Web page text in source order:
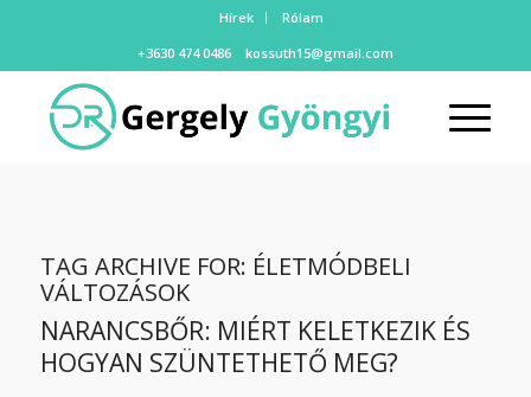
Hírek
Rólam
+3630 474 0486
kossuth15@gmail.com
TAG ARCHIVE FOR: ÉLETMÓDBELI
VÁLTOZÁSOK
NARANCSBŐR: MIÉRT KELETKEZIK ÉS
HOGYAN SZÜNTETHETŐ MEG?